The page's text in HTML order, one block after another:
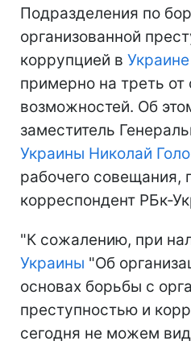
Подразделения по
организованной
коррупцией в Украине
примерно на треть от
возможностей. Об
заместитель
Украины Николай
рабочего совещания,
корреспондент РБк-
"К сожалению, при
Украины "Об
основах борьбы с
преступностью и
сегодня не можем